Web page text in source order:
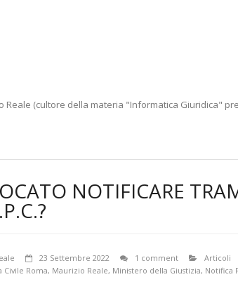
Reale (cultore della materia "Informatica Giuridica"
NOTIFICARE
23 Settembre 2022 1 comment
Articoli
Civile Roma, Maurizio Reale, Ministero della Giustizia, Notifica